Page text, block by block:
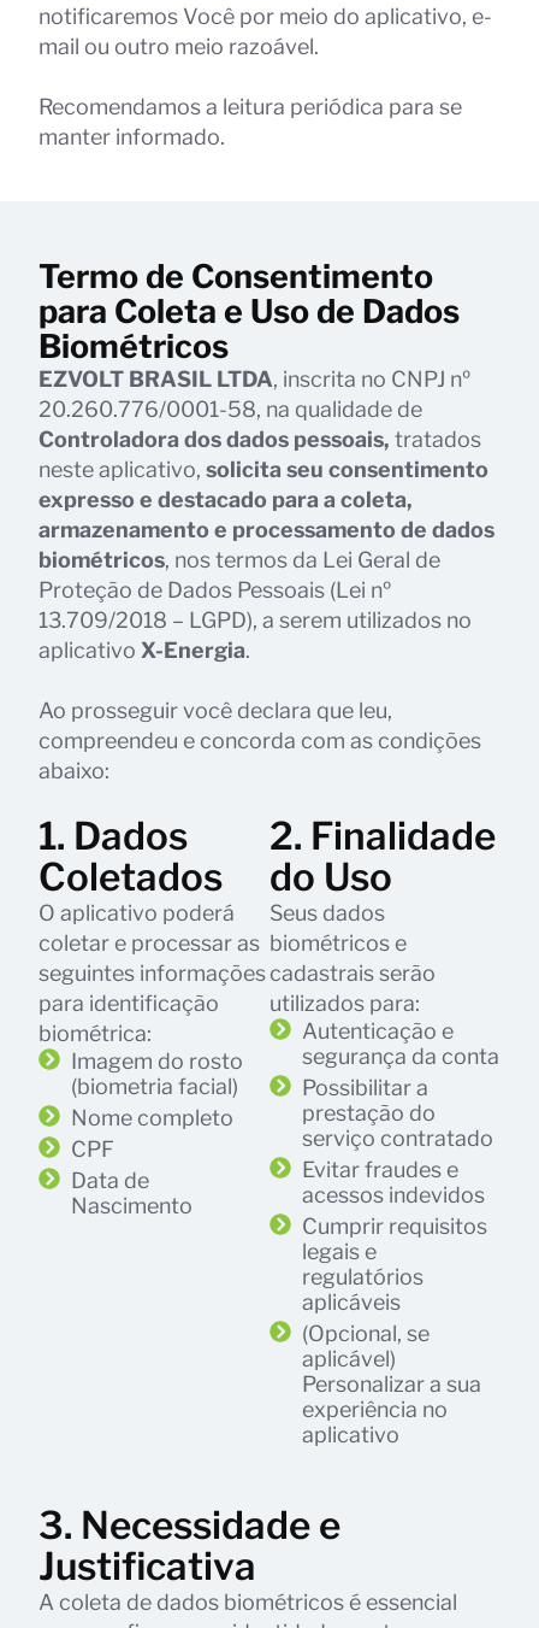
notificaremos Você por meio do aplicativo, e-
mail ou outro meio razoável.
Recomendamos a leitura periódica para se
manter informado.
Termo de Consentimento
para Coleta e Uso de Dados
Biométricos
EZVOLT BRASIL LTDA, inscrita no CNPJ nº
20.260.776/0001-58, na qualidade de
Controladora dos dados pessoais, tratados
neste aplicativo, solicita seu consentimento
expresso e destacado para a coleta,
armazenamento e processamento de dados
biométricos, nos termos da Lei Geral de
Proteção de Dados Pessoais (Lei nº
13.709/2018 – LGPD), a serem utilizados no
aplicativo X-Energia.
Ao prosseguir você declara que leu,
compreendeu e concorda com as condições
abaixo:
1. Dados
Coletados
O aplicativo poderá
coletar e processar as
seguintes informações
para identificação
biométrica:
Imagem do rosto
(biometria facial)
Nome completo
CPF
Data de
Nascimento
2. Finalidade
do Uso
Seus dados
biométricos e
cadastrais serão
utilizados para:
Autenticação e
segurança da conta
Possibilitar a
prestação do
serviço contratado
Evitar fraudes e
acessos indevidos
Cumprir requisitos
legais e
regulatórios
aplicáveis
(Opcional, se
aplicável)
Personalizar a sua
experiência no
aplicativo
3. Necessidade e
Justificativa
A coleta de dados biométricos é essencial